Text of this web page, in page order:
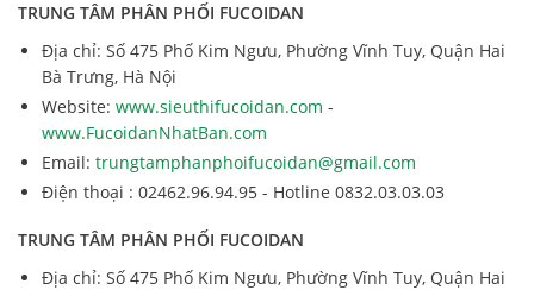
TRUNG TÂM PHÂN PHỐI FUCOIDAN
Địa chỉ: Số 475 Phố Kim Ngưu, Phường Vĩnh Tuy, Quận Hai
Bà Trưng, Hà Nội
Website: www.sieuthifucoidan.com -
www.FucoidanNhatBan.com
Email: trungtamphanphoifucoidan@gmail.com
Điện thoại : 02462.96.94.95 - Hotline 0832.03.03.03
TRUNG TÂM PHÂN PHỐI FUCOIDAN
Địa chỉ: Số 475 Phố Kim Ngưu, Phường Vĩnh Tuy, Quận Hai